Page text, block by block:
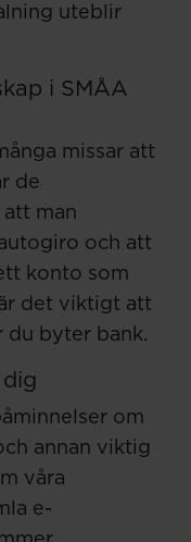
uteblir
i SMÅA
missar att
de
man
och att
konto som
det viktigt att
du byter bank.
om
annan viktig
våra
e-